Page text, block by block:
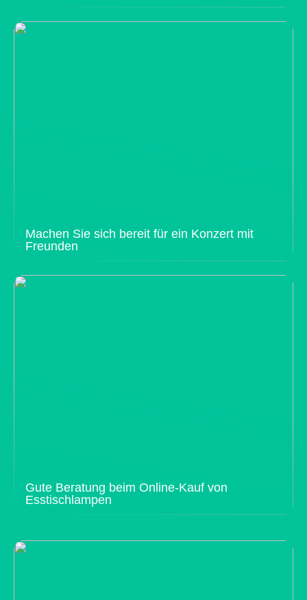
Machen Sie sich bereit für ein Konzert mit
Freunden
Gute Beratung beim Online-Kauf von
Esstischlampen